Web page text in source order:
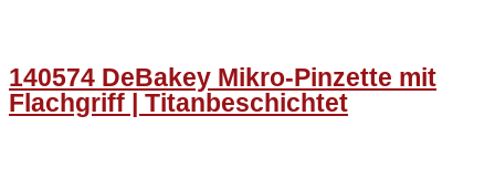
140574 DeBakey Mikro-Pinzette mit
Flachgriff | Titanbeschichtet